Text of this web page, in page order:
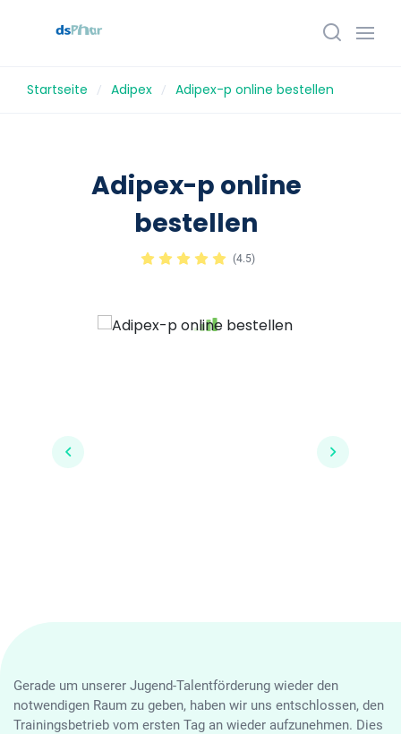
Startseite Adipex Adipex-p online bestellen
Adipex-p online
bestellen
(4.5)
Gerade um unserer Jugend-Talentförderung wieder den
notwendigen Raum zu geben, haben wir uns entschlossen, den
Trainingsbetrieb vom ersten Tag an wieder aufzunehmen. Dies